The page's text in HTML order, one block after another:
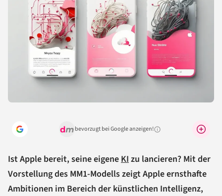
bevorzugt bei Google anzeigen!Warum lohnt sich das?
Ist Apple bereit, seine eigeneKIzu lancieren? Mit der
Vorstellung des MM1-Modells zeigt Apple ernsthafte
Ambitionen im Bereich der künstlichen Intelligenz,